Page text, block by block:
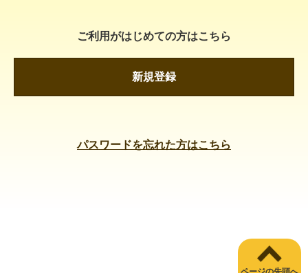
ご利用がはじめての方はこちら
新規登録
パスワードを忘れた方はこちら